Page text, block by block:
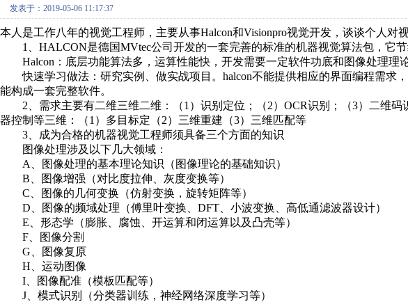
发表于：2019-05-06 11:17:37
本人是工作八年的视觉工程师，主要从事Halcon和Visionpro视觉开发，谈谈个人对
1、HALCON是德国MVtec公司开发的一套完善的标准的机器视觉算法包，它节
Halcon：底层功能算法多，运算性能快，开发需要一定软件功底和图像处理理论
快速学习做法：研究实例、做实战项目。halcon不能提供相应的界面编程需求
能构成一套完整软件。
2、需求主要有二维三维二维：（1）识别定位；（2）OCR识别；（3）二维码
器控制等三维：（1）多目标定（2）三维重建（3）三维匹配等
3、成为合格的机器视觉工程师须具备三个方面的知识
图像处理涉及以下几大领域：
A、图像处理的基本理论知识（图像理论的基础知识）
B、图像增强（对比度拉伸、灰度变换等）
C、图像的几何变换（仿射变换，旋转矩阵等）
D、图像的频域处理（傅里叶变换、DFT、小波变换、高低通滤波器设计）
E、形态学（膨胀、腐蚀、开运算和闭运算以及凸壳等）
F、图像分割
G、图像复原
H、运动图像
I、图像配准（模板匹配等）
J、模式识别（分类器训练，神经网络深度学习等）